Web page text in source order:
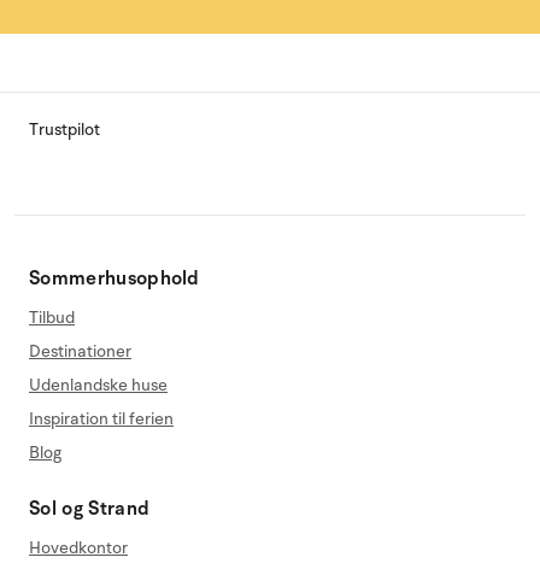
Trustpilot
Sommerhusophold
Tilbud
Destinationer
Udenlandske huse
Inspiration til ferien
Blog
Sol og Strand
Hovedkontor